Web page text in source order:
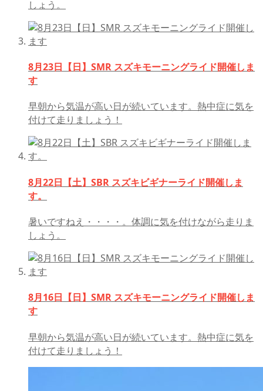
しょう。
8月23日【日】SMR スズキモーニングライド開催しま
す
早朝から気温が高い日が続いています。熱中症に気を
付けて走りましょう！
8月22日【土】SBR スズキビギナーライド開催しま
す。
暑いですねえ・・・・。体調に気を付けながら走りま
しょう。
8月16日【日】SMR スズキモーニングライド開催しま
す
早朝から気温が高い日が続いています。熱中症に気を
付けて走りましょう！